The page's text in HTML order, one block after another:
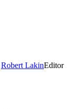
Robert LakinEditor